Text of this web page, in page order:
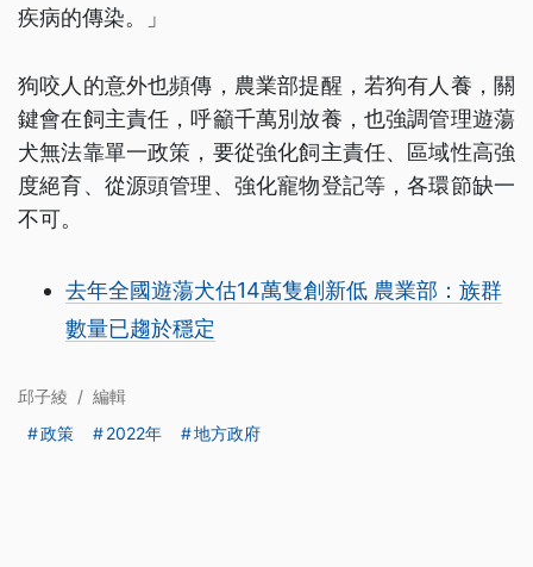
疾病的傳染。」
狗咬人的意外也頻傳，農業部提醒，若狗有人養，關
鍵會在飼主責任，呼籲千萬別放養，也強調管理遊蕩
犬無法靠單一政策，要從強化飼主責任、區域性高強
度絕育、從源頭管理、強化寵物登記等，各環節缺一
不可。
去年全國遊蕩犬估14萬隻創新低 農業部：族群
數量已趨於穩定
邱子綾 / 編輯
政策
2022年 地方政府